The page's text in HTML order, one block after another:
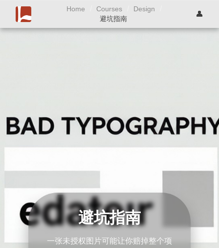
Home Courses Design
避坑指南
👤
避坑指南
一张未授权图片可能让你赔掉整个项